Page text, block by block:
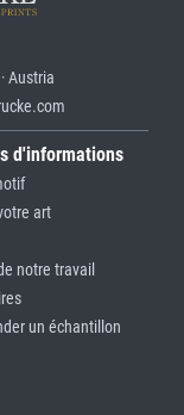
Austria
d'informations
art
notre travail
un échantillon